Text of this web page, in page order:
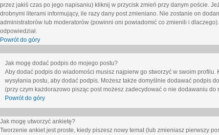
przez jakiś czas po jego napisaniu) kliknij w przycisk zmień przy danym poście.
drobnymi literami informujący, ile razy dany post zmieniano. Nie zostanie on
administratorów lub moderatorów (powinni oni powiadomić co zmienili i
odpowiedział.
Powrót do góry
Jak mogę dodać podpis do mojego postu?
Aby dodać podpis do wiadomości musisz najpierw go stworzyć w swoim
wysyłania postu, aby dodać podpis. Możesz także domyślnie dodawać podpis
(przy czym każdorazowo pisząc post możesz zadecydować o nie dodawaniu
Powrót do góry
Jak mogę utworzyć ankietę?
Tworzenie ankiet jest proste, kiedy piszesz nowy temat (lub zmieniasz pierwszy